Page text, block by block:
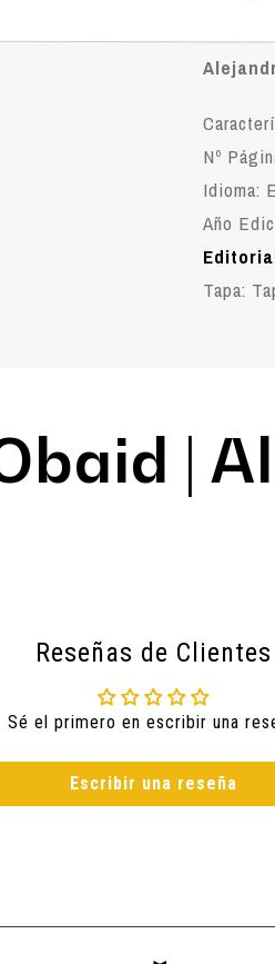
Nº
Idioma:
Año
Tapa:
|
Reseñas de Clientes
Sé el primero en escribir una
Escribir una reseña